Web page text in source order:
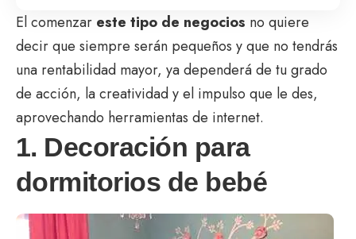
El comenzar este tipo de negocios no quiere
decir que siempre serán pequeños y que no tendrás
una rentabilidad mayor, ya dependerá de tu grado
de acción, la creatividad y el impulso que le des,
aprovechando herramientas de internet.
1. Decoración para
dormitorios de bebé